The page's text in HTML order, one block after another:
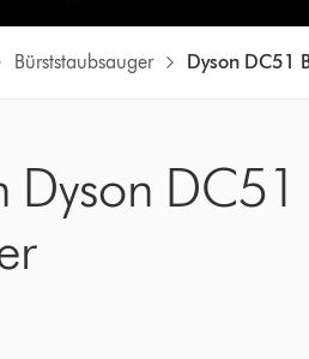
Bürststaubsauger Dyson DC51
Dyson DC51